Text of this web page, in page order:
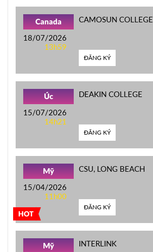
Canada
18/07/2026
13h59
CAMOSUN COLLEGE
ĐĂNG KÝ
Úc
15/07/2026
14h21
DEAKIN COLLEGE
ĐĂNG KÝ
HOT
Mỹ
15/04/2026
11h00
CSU, LONG BEACH
ĐĂNG KÝ
Mỹ INTERLINK